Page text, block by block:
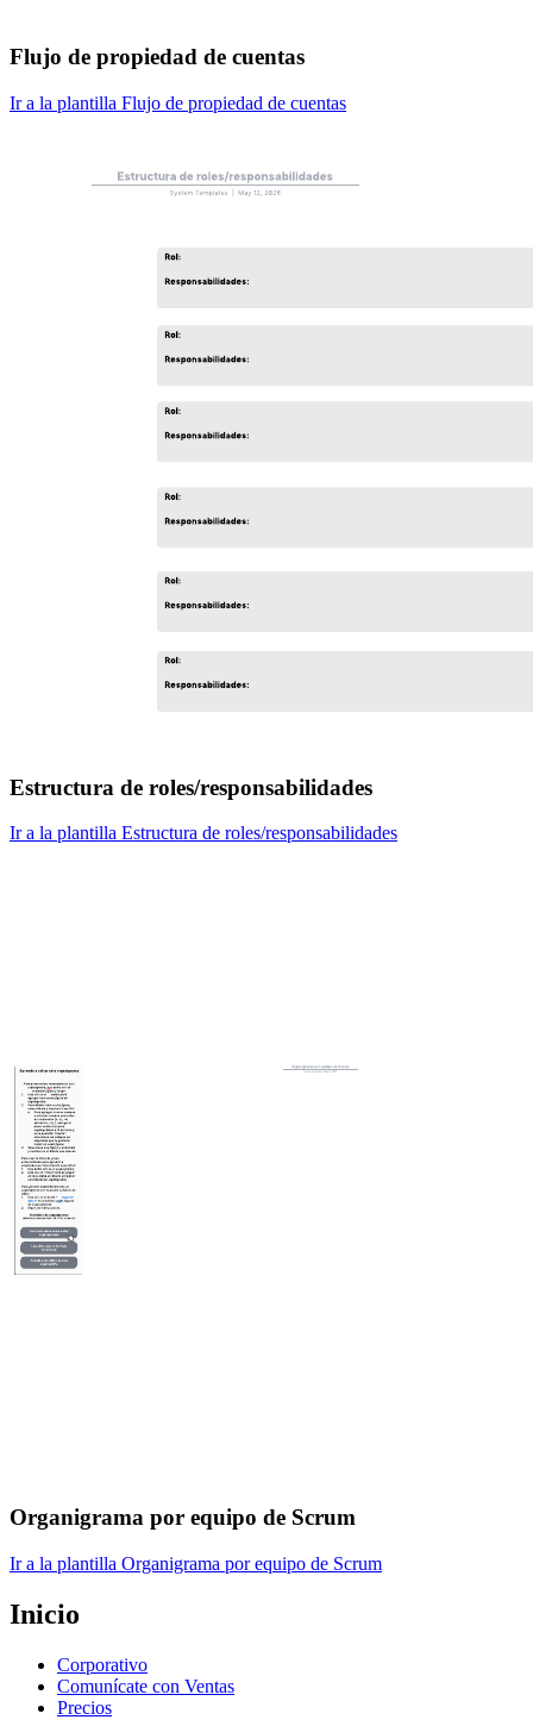
Flujo de propiedad de cuentas
Ir a la plantilla Flujo de propiedad de cuentas
Estructura de roles/responsabilidades
Ir a la plantilla Estructura de roles/responsabilidades
Organigrama por equipo de Scrum
Ir a la plantilla Organigrama por equipo de Scrum
Inicio
Corporativo
Comunícate con Ventas
Precios